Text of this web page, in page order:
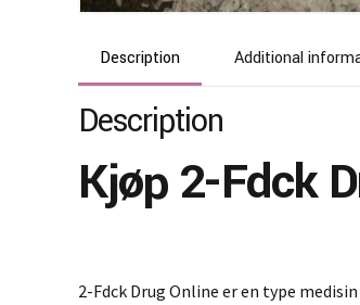
Description Additional
Description
Kjøp 2-Fdck
2-Fdck Drug Online er en type